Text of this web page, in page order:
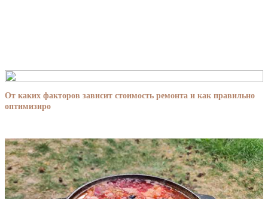
От каких факторов зависит стоимость ремонта и как правильно
оптимизиро